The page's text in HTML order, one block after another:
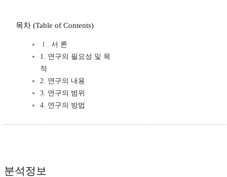
목차 (Table of Contents)
Ⅰ. 서 론
1. 연구의 필요성 및 목
적
2. 연구의 내용
3. 연구의 범위
4. 연구의 방법
분석정보